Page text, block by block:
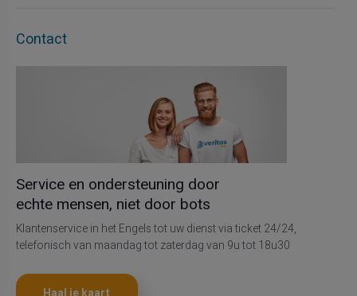
Contact
Service en ondersteuning door
echte mensen, niet door bots
Klantenservice in het Engels tot uw dienst via ticket 24/24,
telefonisch van maandag tot zaterdag van 9u tot 18u30